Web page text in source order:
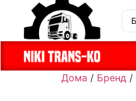
Дома / Бренд /